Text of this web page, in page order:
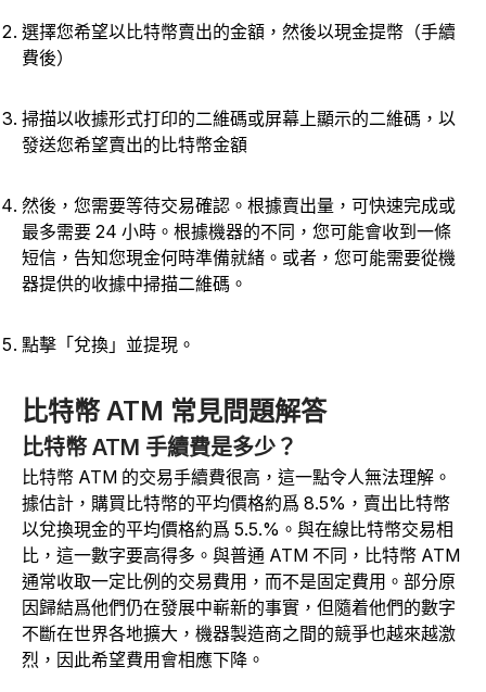
選擇您希望以比特幣賣出的金額，然後以現金提幣（手續
費後）
掃描以收據形式打印的二維碼或屏幕上顯示的二維碼，以
發送您希望賣出的比特幣金額
然後，您需要等待交易確認。根據賣出量，可快速完成或
最多需要 24 小時。根據機器的不同，您可能會收到一條
短信，告知您現金何時準備就緒。或者，您可能需要從機
器提供的收據中掃描二維碼。
點擊「兌換」並提現。
比特幣 ATM 常見問題解答
比特幣 ATM 手續費是多少？
比特幣 ATM 的交易手續費很高，這一點令人無法理解。
據估計，購買比特幣的平均價格約爲 8.5%，賣出比特幣
以兌換現金的平均價格約爲 5.5.%。與在線比特幣交易相
比，這一數字要高得多。與普通 ATM 不同，比特幣 ATM
通常收取一定比例的交易費用，而不是固定費用。部分原
因歸結爲他們仍在發展中嶄新的事實，但隨着他們的數字
不斷在世界各地擴大，機器製造商之間的競爭也越來越激
烈，因此希望費用會相應下降。